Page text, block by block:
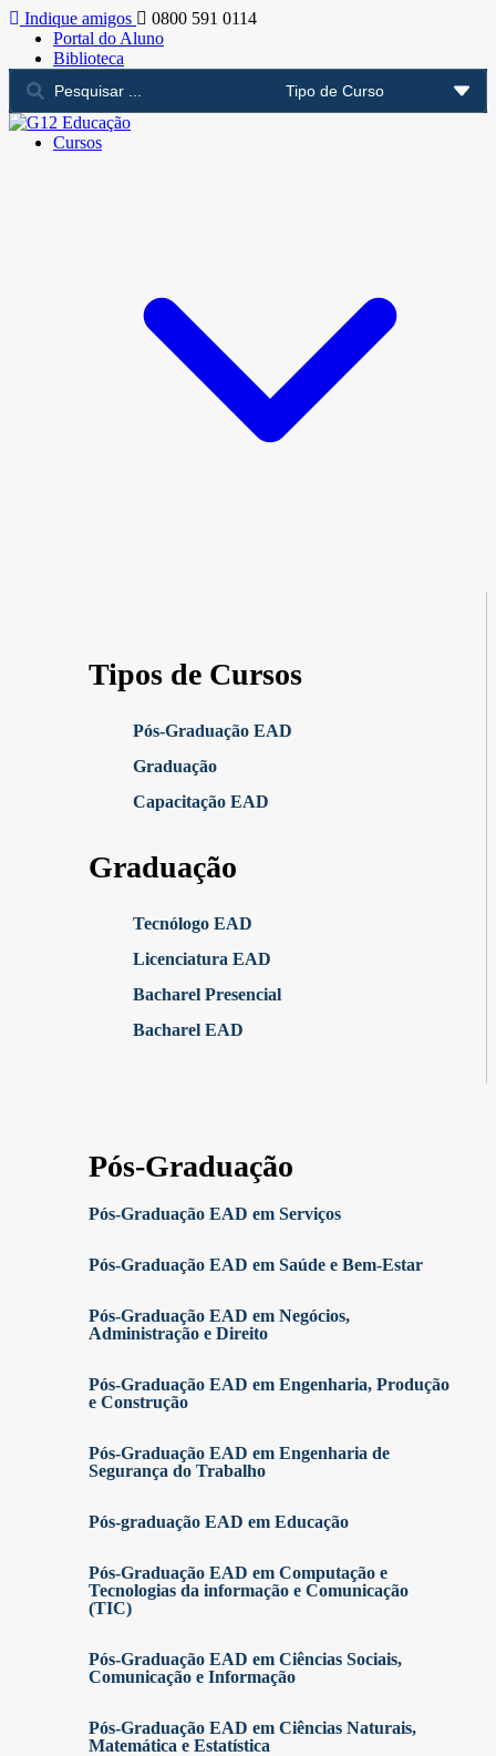
Indique amigos
0800 591 0114
Portal do Aluno
Biblioteca
Cursos
Tipos de Cursos
Pós-Graduação EAD
Graduação
Capacitação EAD
Graduação
Tecnólogo EAD
Licenciatura EAD
Bacharel Presencial
Bacharel EAD
Pós-Graduação
Pós-Graduação EAD em Serviços
Pós-Graduação EAD em Saúde e Bem-Estar
Pós-Graduação EAD em Negócios,
Administração e Direito
Pós-Graduação EAD em Engenharia, Produção
e Construção
Pós-Graduação EAD em Engenharia de
Segurança do Trabalho
Pós-graduação EAD em Educação
Pós-Graduação EAD em Computação e
Tecnologias da informação e Comunicação
(TIC)
Pós-Graduação EAD em Ciências Sociais,
Comunicação e Informação
Pós-Graduação EAD em Ciências Naturais,
Matemática e Estatística